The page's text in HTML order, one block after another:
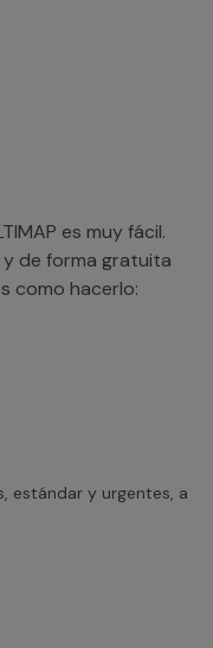
es muy fácil.
de forma gratuita
como hacerlo:
estándar y urgentes, a